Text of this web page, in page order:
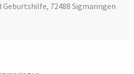
72488 Sigmaringen